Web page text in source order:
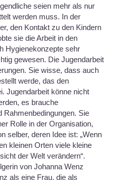
seien mehr als nur
werden muss. In der
den Kontakt zu den Kindern
sie die Arbeit in den
Hygienekonzepte sehr
gewesen. Die Jugendarbeit
Sie wisse, dass auch
werde, das den
Jugendarbeit könne nicht
es brauche
Rahmenbedingungen. Sie
Rolle in der Organisation,
selber, deren Idee ist: „Wenn
kleinen Orten viele kleine
der Welt verändern“.
von Johanna Wenz
als eine Frau, die als